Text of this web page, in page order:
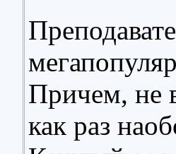
Причем, не
как раз